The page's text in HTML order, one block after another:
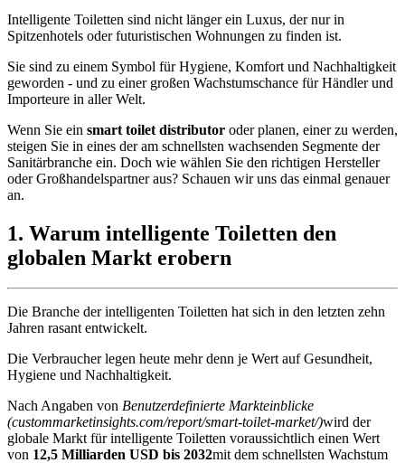
Intelligente Toiletten sind nicht länger ein Luxus, der nur in
Spitzenhotels oder futuristischen Wohnungen zu finden ist.
Sie sind zu einem Symbol für Hygiene, Komfort und Nachhaltigkeit
geworden - und zu einer großen Wachstumschance für Händler und
Importeure in aller Welt.
Wenn Sie ein smart toilet distributor oder planen, einer zu werden,
steigen Sie in eines der am schnellsten wachsenden Segmente der
Sanitärbranche ein. Doch wie wählen Sie den richtigen Hersteller
oder Großhandelspartner aus? Schauen wir uns das einmal genauer
an.
1. Warum intelligente Toiletten den
globalen Markt erobern
Die Branche der intelligenten Toiletten hat sich in den letzten zehn
Jahren rasant entwickelt.
Die Verbraucher legen heute mehr denn je Wert auf Gesundheit,
Hygiene und Nachhaltigkeit.
Nach Angaben von Benutzerdefinierte Markteinblicke
(custommarketinsights.com/report/smart-toilet-market/)wird der
globale Markt für intelligente Toiletten voraussichtlich einen Wert
von 12,5 Milliarden USD bis 2032mit dem schnellsten Wachstum